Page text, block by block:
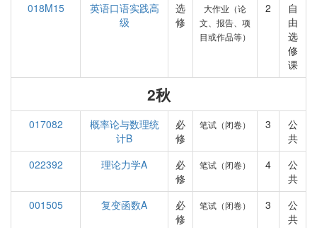
018M15
英语口语实践高
级
选
修
大作业（论
文、报告、项
目或作品等）
2
自
由
选
修
课
2秋
017082
概率论与数理统
计B
必
修
笔试（闭卷） 3
公
共
022392
理论力学A
必
修
笔试（闭卷） 4
公
共
001505
复变函数A
必
修
笔试（闭卷） 3
公
共